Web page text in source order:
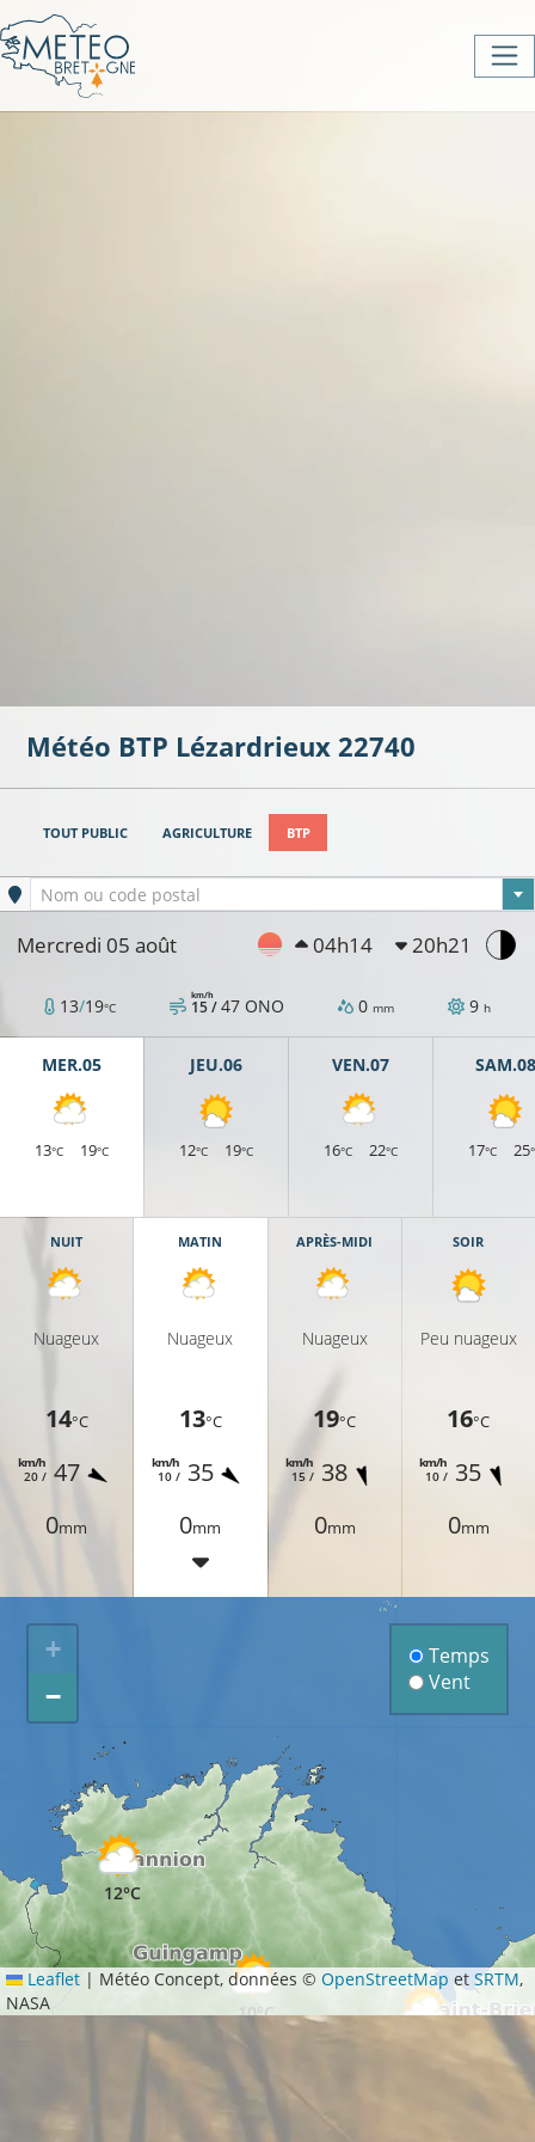
Météo BTP Lézardrieux 22740
TOUT PUBLIC AGRICULTURE BTP
Ville sélectionnée
Nom ou code postal
Mercredi 05 août 04h14 20h21
13/19°C 15 /
km/h 47 ONO 0 mm 9 h
MER.05
13°C 19°C
JEU.06
12°C 19°C
VEN.07
16°C 22°C
SAM.08
17°C 25
NUIT
Nuageux
14°C
20 /
km/h 47
0mm
MATIN
Nuageux
13°C
10 /
km/h 35
0mm
APRÈS-MIDI
Nuageux
19°C
15 /
km/h 38
0mm
SOIR
Peu nuageux
16°C
10 /
km/h 35
0mm
10°C
12°C
+
−
Temps
Vent
Leaflet | Météo Concept, données ©OpenStreetMap etSRTM,
NASA